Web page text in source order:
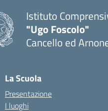
Istituto
"Ugo Foscolo"
Cancello ed
La Scuola
Presentazione
I luoghi